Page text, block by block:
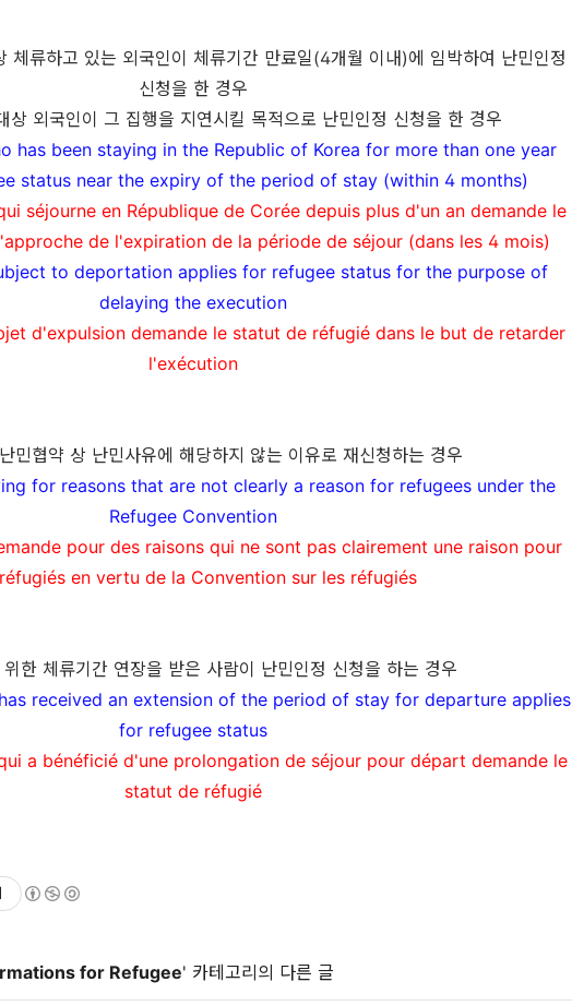
체류하고 있는 외국인이 체류기간 만료일(4개월 이내 )에 임박하여 난민인정
신청을 한 경우
상 외국인이 그 집행을 지연시킬 목적으로 난민인정 신청을 한 경우
has been staying in the Republic of Korea for more than one year
status near the expiry of the period of stay (within 4 months)
séjourne en République de Corée depuis plus d'un an demande le
de l'expiration de la période de séjour (dans les 4 mois)
to deportation applies for refugee status for the purpose of
delaying the execution
d'expulsion demande le statut de réfugié dans le but de retarder
l'exécution
민협약 상 난민사유에 해당하지 않는 이유로 재신청하는 경우
for reasons that are not clearly a reason for refugees under the
Refugee Convention
pour des raisons qui ne sont pas clairement une raison pour
en vertu de la Convention sur les réfugiés
위한 체류기간 연장을 받은 사람이 난민인정 신청을 하는 경우
received an extension of the period of stay for departure applies
for refugee status
a bénéficié d'une prolongation de séjour pour départ demande le
statut de réfugié
for Refugee' 카테고리의 다른 글